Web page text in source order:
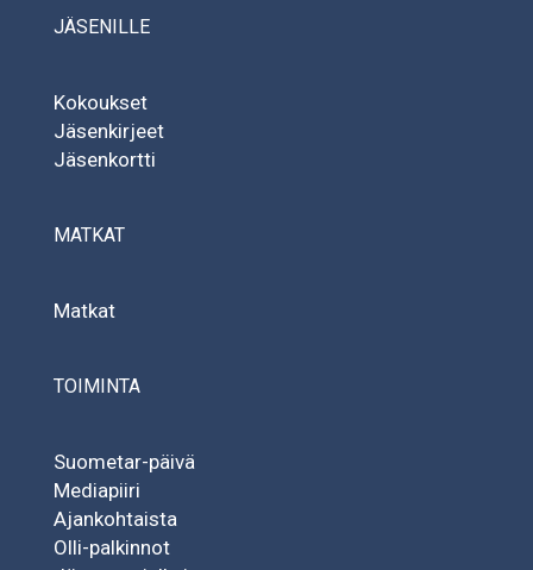
JÄSENILLE
Kokoukset
Jäsenkirjeet
Jäsenkortti
MATKAT
Matkat
TOIMINTA
Suometar-päivä
Mediapiiri
Ajankohtaista
Olli-palkinnot